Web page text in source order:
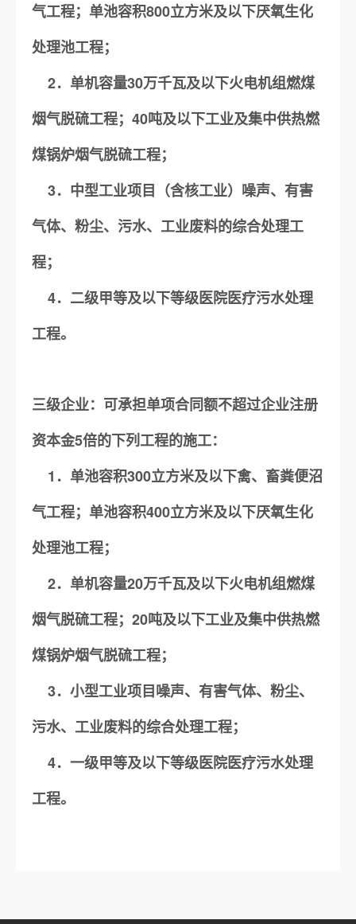
气工程；单池容积800立方米及以下厌氧生化
处理池工程；
2．单机容量30万千瓦及以下火电机组燃煤
烟气脱硫工程；40吨及以下工业及集中供热燃
煤锅炉烟气脱硫工程；
3．中型工业项目（含核工业）噪声、有害
气体、粉尘、污水、工业废料的综合处理工
程；
4．二级甲等及以下等级医院医疗污水处理
工程。
三级企业：可承担单项合同额不超过企业注册
资本金5倍的下列工程的施工：
1．单池容积300立方米及以下禽、畜粪便沼
气工程；单池容积400立方米及以下厌氧生化
处理池工程；
2．单机容量20万千瓦及以下火电机组燃煤
烟气脱硫工程；20吨及以下工业及集中供热燃
煤锅炉烟气脱硫工程；
3．小型工业项目噪声、有害气体、粉尘、
污水、工业废料的综合处理工程；
4．一级甲等及以下等级医院医疗污水处理
工程。